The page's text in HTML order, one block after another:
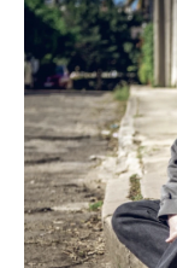
k
p
n